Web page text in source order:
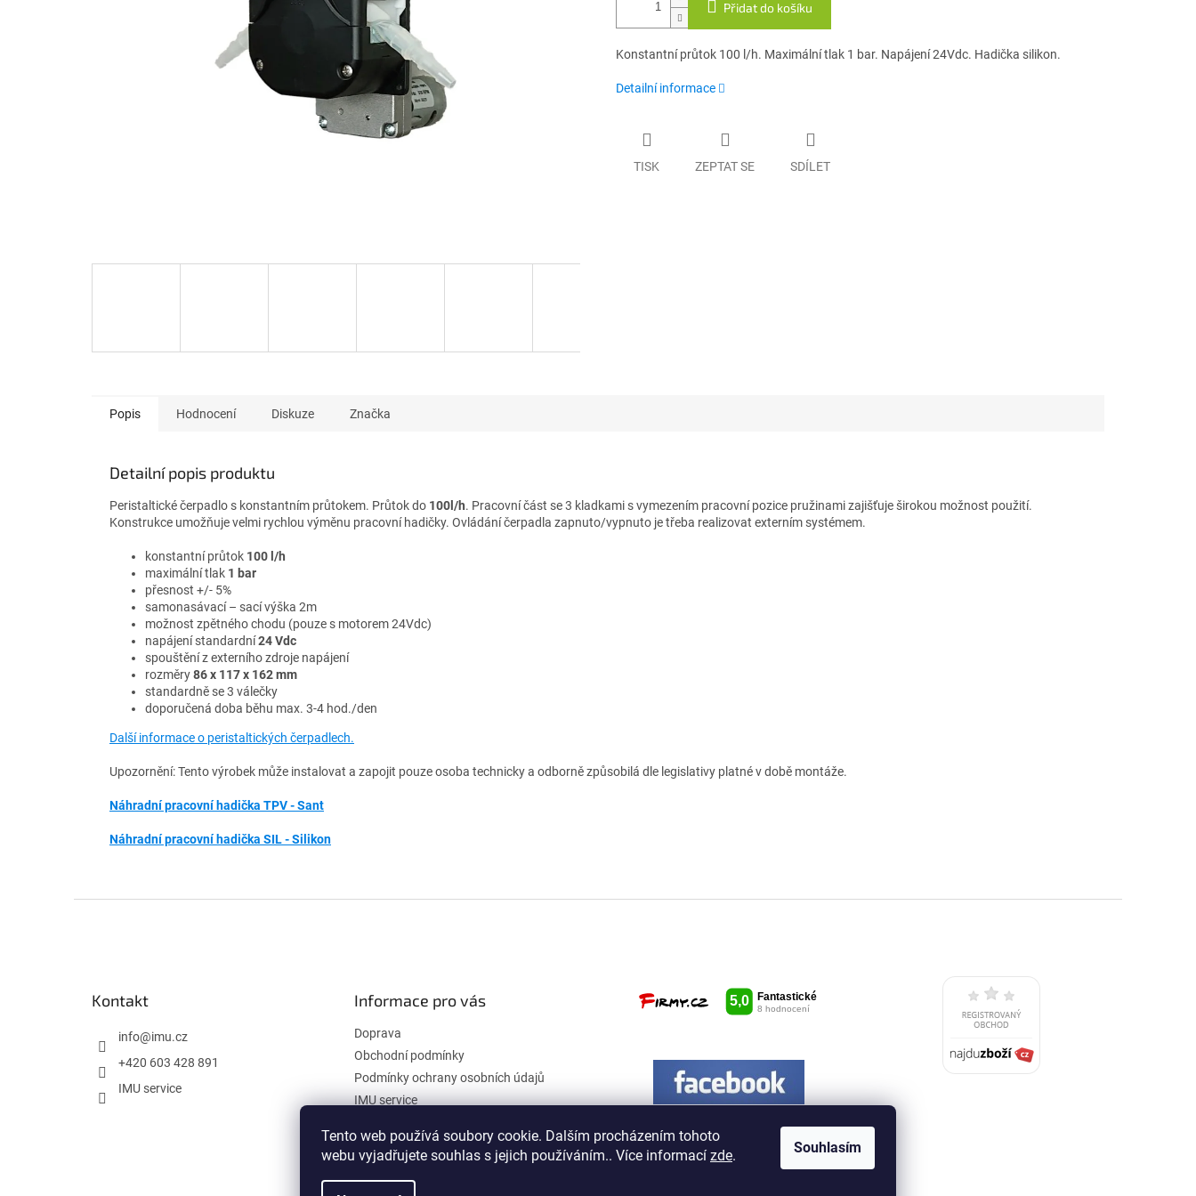
Tento web používá soubory cookie. Dalším procházením tohoto
webu vyjadřujete souhlas s jejich používáním.. Více informací zde. Souhlasím
Přidat do košíku
Konstantní průtok 100 l/h. Maximální tlak 1 bar. Napájení 24Vdc. Hadička silikon.
Detailní informace
TISK ZEPTAT SE SDÍLET
Popis Hodnocení Diskuze Značka
Detailní popis produktu
Peristaltické čerpadlo s konstantním průtokem. Průtok do 100l/h. Pracovní část se 3 kladkami s vymezením pracovní pozice pružinami zajišťuje širokou možnost použití.
Konstrukce umožňuje velmi rychlou výměnu pracovní hadičky. Ovládání čerpadla zapnuto/vypnuto je třeba realizovat externím systémem.
konstantní průtok 100 l/h
maximální tlak 1 bar
přesnost +/- 5%
samonasávací – sací výška 2m
možnost zpětného chodu (pouze s motorem 24Vdc)
napájení standardní24 Vdc
spouštění z externího zdroje napájení
rozměry86 x 117 x 162 mm
standardně se 3 válečky
doporučená doba běhu max. 3-4 hod./den
Další informace o peristaltických čerpadlech.
Upozornění: Tento výrobek může instalovat a zapojit pouze osoba technicky a odborně způsobilá dle legislativy platné v době montáže.
Náhradní pracovní hadička TPV - Sant
Náhradní pracovní hadička SIL - Silikon
Kontakt
info@imu.cz
+420 603 428 891
IMU service
Informace pro vás
Doprava
Obchodní podmínky
Podmínky ochrany osobních údajů
IMU service